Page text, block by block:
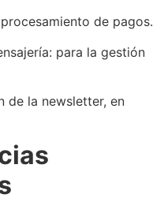
de pagos.
para la gestión
de la newsletter, en